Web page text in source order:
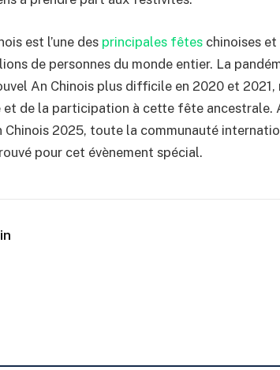
est l’une des principales fêtes chinoises
de personnes du monde entier. La
An Chinois plus difficile en 2020 et
et de la participation à cette fête ancestrale.
Chinois 2025, toute la communauté
pour cet évènement spécial.